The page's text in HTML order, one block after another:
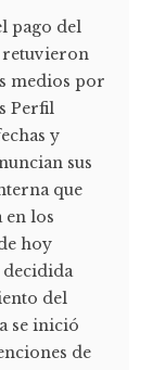
pago del
retuvieron
medios por
Perfil
y
sus
que
en los
hoy
decidida
del
se inició
de